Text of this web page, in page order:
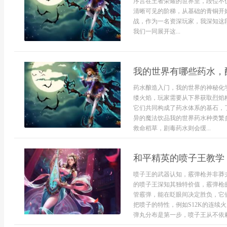
清晰可见的阶梯，从基础的青铜
战，作为一名资深玩家，我深知
我们一同展开这...
我的世界有哪些药水
药水酿造入门，我的世界的神秘
缕火焰，玩家需要从下界获取烈
它们共同构成了药水体系的基石
异的魔法饮品我的世界药水种类
救命稻草，剧毒药水则会缓...
和平精英的喷子王教
喷子王的武器认知，霰弹枪并非
的喷子王深知其独特价值，霰弹
管霰弹，能在眨眼间决定胜负，
把喷子的特性，例如S12K的连续
弹丸分布是第一步，喷子王从不依